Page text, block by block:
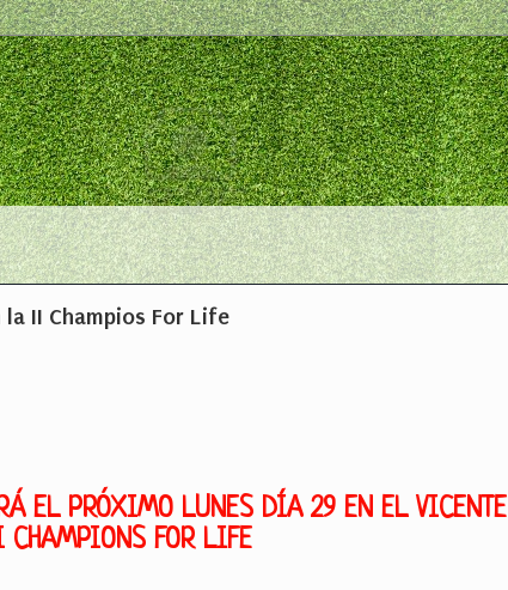
II Champios For Life
EL PRÓXIMO LUNES DÍA 29 EN EL VICENTE
FOR LIFE